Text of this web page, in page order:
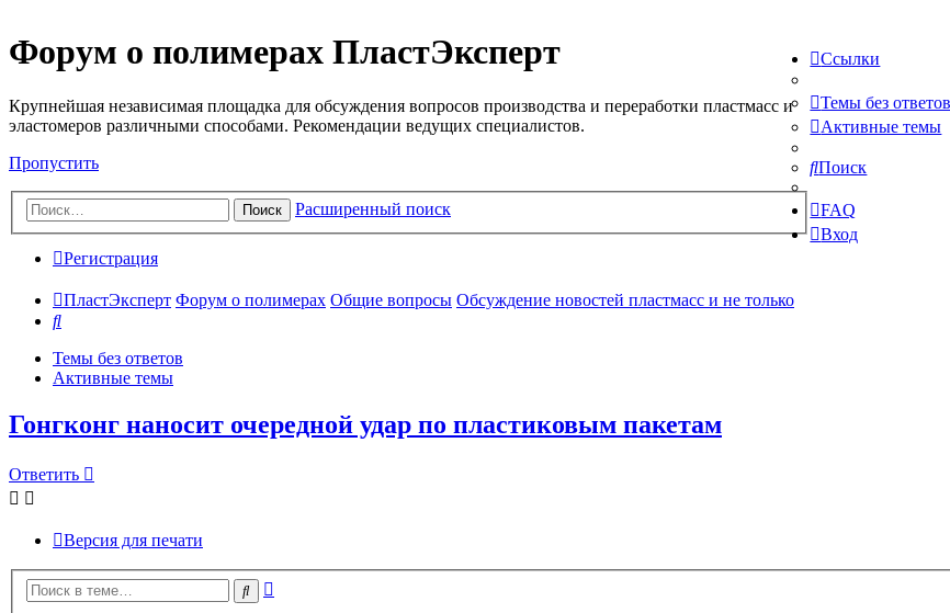
Форум о полимерах ПластЭксперт
Крупнейшая независимая площадка для обсуждения вопросов производства и переработки пластмасс и
эластомеров различными способами. Рекомендации ведущих специалистов.
Пропустить
Поиск Расширенный поиск
Ссылки
Темы без ответов
Активные темы
Поиск
FAQ
Вход
Регистрация
ПластЭксперт Форум о полимерах Общие вопросы Обсуждение новостей пластмасс и не только
Поиск
Темы без ответов
Активные темы
Гонгконг наносит очередной удар по пластиковым пакетам
Ответить
Версия для печати
Поиск